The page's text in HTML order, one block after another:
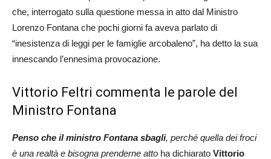
che, interrogato sulla questione messa in atto dal Ministro
Lorenzo Fontana che pochi giorni fa aveva parlato di
“inesistenza di leggi per le famiglie arcobaleno”, ha detto la sua
innescando l’ennesima provocazione.
Vittorio Feltri commenta le parole del
Ministro Fontana
Penso che il ministro Fontana sbagli, perché quella dei froci
è una realtà e bisogna prenderne atto ha dichiarato Vittorio